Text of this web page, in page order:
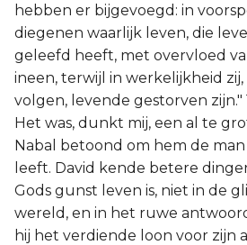
hebben er bijgevoegd: in
diegenen waarlijk leven, die
geleefd heeft, met overvloed
ineen, terwijl in werkelijkheid
volgen, levende gestorven zijn."
Het was, dunkt mij, een al te
Nabal betoond om hem de
leeft. David kende betere
Gods gunst leven is, niet in de
wereld, en in het ruwe
hij het verdiende loon voor zijn